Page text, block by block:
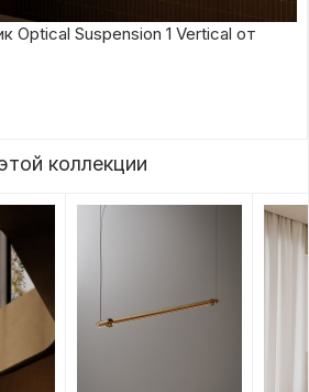
Optical Suspension 1 Vertical от
коллекции